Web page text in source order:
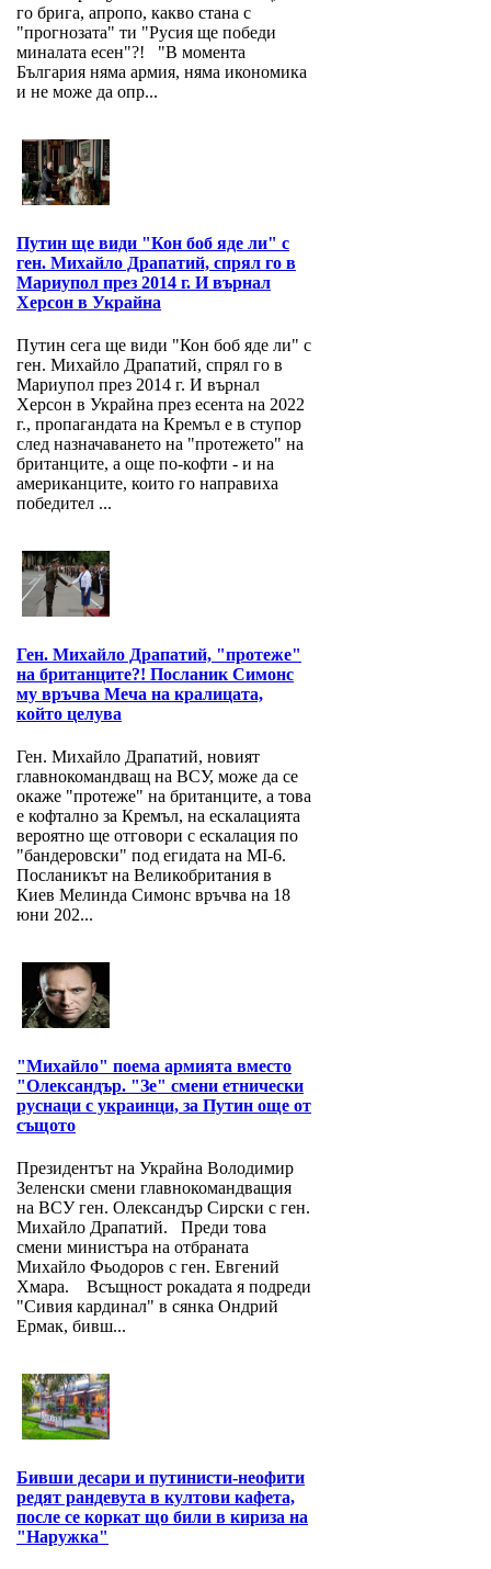
го брига, апропо, какво стана с
"прогнозата" ти "Русия ще победи
миналата есен"?! "В момента
България няма армия, няма икономика
и не може да опр...
Путин ще види "Кон боб яде ли" с
ген. Михайло Драпатий, спрял го в
Мариупол през 2014 г. И върнал
Херсон в Украйна
Путин сега ще види "Кон боб яде ли" с
ген. Михайло Драпатий, спрял го в
Мариупол през 2014 г. И върнал
Херсон в Украйна през есента на 2022
г., пропагандата на Кремъл е в ступор
след назначаването на "протежето" на
британците, а още по-кофти - и на
американците, които го направиха
победител ...
Ген. Михайло Драпатий, "протеже"
на британците?! Посланик Симонс
му връчва Меча на кралицата,
който целува
Ген. Михайло Драпатий, новият
главнокомандващ на ВСУ, може да се
окаже "протеже" на британците, а това
е кофтално за Кремъл, на ескалацията
вероятно ще отговори с ескалация по
"бандеровски" под егидата на MI-6.
Посланикът на Великобритания в
Киев Мелинда Симонс връчва на 18
юни 202...
"Михайло" поема армията вместо
"Олександър. "Зе" смени етнически
руснаци с украинци, за Путин още от
същото
Президентът на Украйна Володимир
Зеленски смени главнокомандващия
на ВСУ ген. Олександър Сирски с ген.
Михайло Драпатий. Преди това
смени министъра на отбраната
Михайло Фьодоров с ген. Евгений
Хмара. Всъщност рокадата я подреди
"Сивия кардинал" в сянка Ондрий
Ермак, бивш...
Бивши десари и путинисти-неофити
редят рандевута в култови кафета,
после се коркат що били в кириза на
"Наружка"